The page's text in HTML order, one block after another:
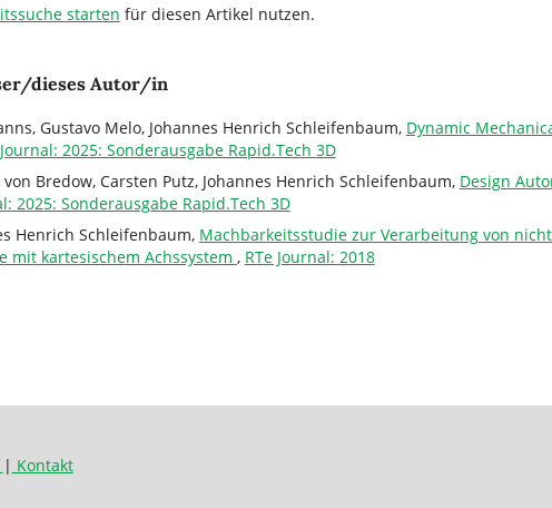
starten für diesen Artikel nutzen.
dieses Autor/in
Gustavo Melo, Johannes Henrich Schleifenbaum, Dynamic
2025: Sonderausgabe Rapid.Tech 3D
Bredow, Carsten Putz, Johannes Henrich Schleifenbaum, Design
2025: Sonderausgabe Rapid.Tech 3D
Henrich Schleifenbaum, Machbarkeitsstudie zur Verarbeitung von
mit kartesischem Achssystem , RTe Journal: 2018
| Kontakt